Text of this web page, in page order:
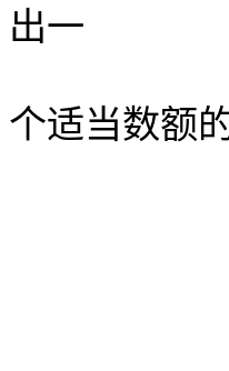
出一
个适当数额
正义